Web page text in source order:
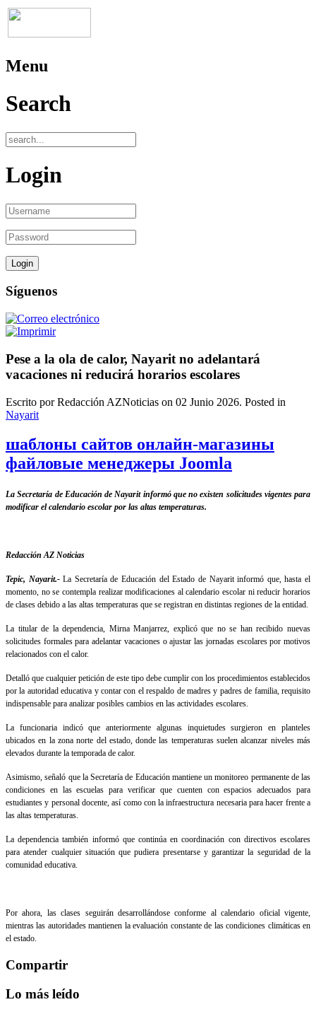
Menu
Search
Login
Síguenos
Pese a la ola de calor, Nayarit no adelantará
vacaciones ni reducirá horarios escolares
Escrito por Redacción AZNoticias on 02 Junio 2026. Posted in
Nayarit
шаблоны сайтов онлайн-магазины
файловые менеджеры Joomla
La Secretaría de Educación de Nayarit informó que no existen solicitudes vigentes para
modificar el calendario escolar por las altas temperaturas.
Redacción AZ Noticias
Tepic, Nayarit.- La Secretaría de Educación del Estado de Nayarit informó que, hasta el
momento, no se contempla realizar modificaciones al calendario escolar ni reducir horarios
de clases debido a las altas temperaturas que se registran en distintas regiones de la entidad.
La titular de la dependencia, Mirna Manjarrez, explicó que no se han recibido nuevas
solicitudes formales para adelantar vacaciones o ajustar las jornadas escolares por motivos
relacionados con el calor.
Detalló que cualquier petición de este tipo debe cumplir con los procedimientos establecidos
por la autoridad educativa y contar con el respaldo de madres y padres de familia, requisito
indispensable para analizar posibles cambios en las actividades escolares.
La funcionaria indicó que anteriormente algunas inquietudes surgieron en planteles
ubicados en la zona norte del estado, donde las temperaturas suelen alcanzar niveles más
elevados durante la temporada de calor.
Asimismo, señaló que la Secretaría de Educación mantiene un monitoreo permanente de las
condiciones en las escuelas para verificar que cuenten con espacios adecuados para
estudiantes y personal docente, así como con la infraestructura necesaria para hacer frente a
las altas temperaturas.
La dependencia también informó que continúa en coordinación con directivos escolares
para atender cualquier situación que pudiera presentarse y garantizar la seguridad de la
comunidad educativa.
Por ahora, las clases seguirán desarrollándose conforme al calendario oficial vigente,
mientras las autoridades mantienen la evaluación constante de las condiciones climáticas en
el estado.
Compartir
Lo más leído